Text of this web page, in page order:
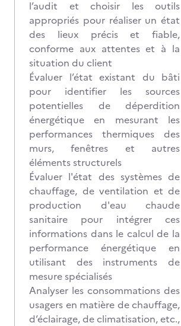
l’audit et choisir les outils
appropriés pour réaliser un état
des lieux précis et fiable,
conforme aux attentes et à la
situation du client
Évaluer l’état existant du bâti
pour identifier les sources
potentielles de déperdition
énergétique en mesurant les
performances thermiques des
murs, fenêtres et autres
éléments structurels
Évaluer l'état des systèmes de
chauffage, de ventilation et de
production d'eau chaude
sanitaire pour intégrer ces
informations dans le calcul de la
performance énergétique en
utilisant des instruments de
mesure spécialisés
Analyser les consommations des
usagers en matière de chauffage,
d’éclairage, de climatisation, etc.,